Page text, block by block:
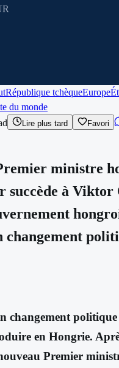
République tchèqueEurope
du monde
Lire plus tard Favori
ministre
succède à Viktor
changement
changement
en Hongrie.
Premier